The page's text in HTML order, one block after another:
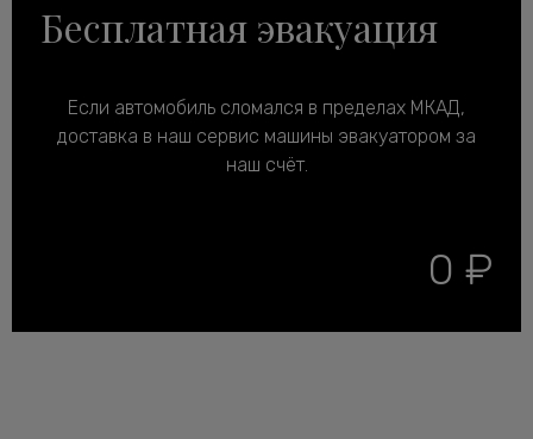
Бесплатная эвакуация
Если автомобиль сломался в пределах МКАД,
доставка в наш сервис машины эвакуатором за
наш счёт.
0 ₽